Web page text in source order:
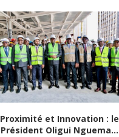
Proximité et Innovation : le
Président Oligui Nguema...